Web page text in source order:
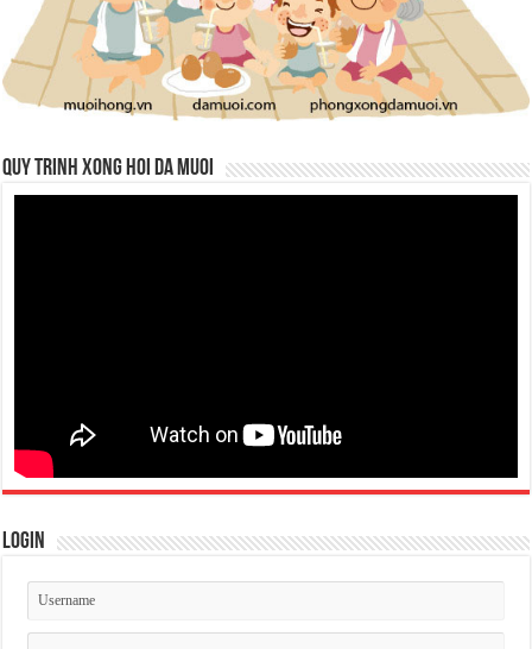
QUY TRINH XONG HOI DA MUOI
Login